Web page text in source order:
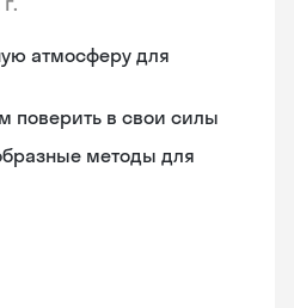
атмосферу для
поверить в свои силы
методы для